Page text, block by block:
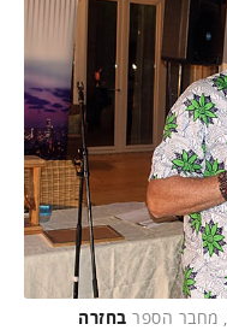
, מחבר הספר בחזרה